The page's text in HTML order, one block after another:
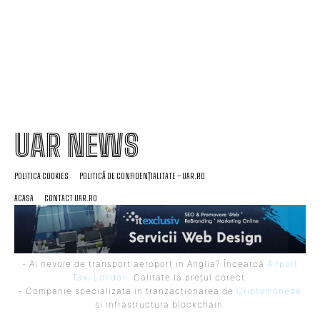
UAR NEWS
POLITICA COOKIES POLITICĂ DE CONFIDENȚIALITATE – UAR.RO
ACASA CONTACT UAR.RO
- Ai nevoie de transport aeroport in Anglia? Încearcă Airport
Taxi London
. Calitate la prețul corect.
- Companie specializata in tranzactionarea de Criptomonede
si infrastructura blockchain.